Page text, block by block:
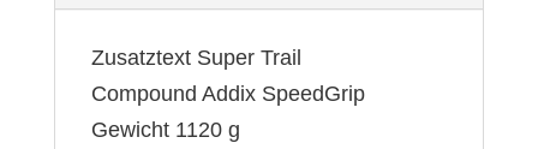
Zusatztext Super Trail
Compound Addix SpeedGrip
Gewicht 1120 g